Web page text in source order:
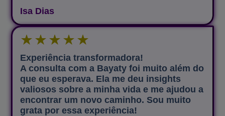
Isa Dias
★★★★★
Experiência transformadora!
A consulta com a Bayaty foi muito além do
que eu esperava. Ela me deu insights
valiosos sobre a minha vida e me ajudou a
encontrar um novo caminho. Sou muito
grata por essa experiência!